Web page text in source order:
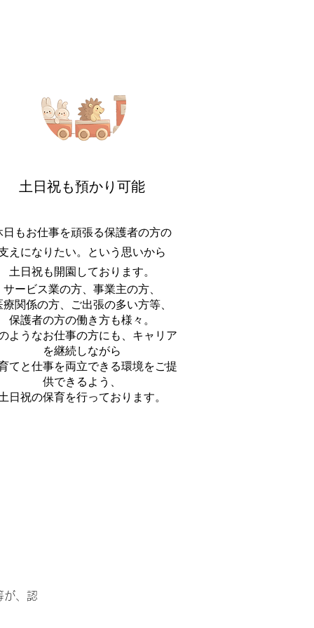
​土日祝も預かり可能
日もお仕事を頑張る保護者の方の
えになりたい。という思いから
土日祝も開園しております。
サービス業の方、事業主の方、
療関係の方、ご出張の多い方等、
保護者の方の働き方も様々。
ようなお仕事の方にも、キャリア
を継続しながら
てと仕事を両立できる環境をご提
供できるよう、
日祝の保育を行っております。
が、認